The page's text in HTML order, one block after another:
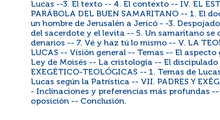
Lucas --3. El texto -- 4. El contexto -- IV. EL
PARÁBOLA DEL BUEN SAMARITANO -- 1. El
un hombre de Jerusalén a Jericó - -3.
del sacerdote y el levita -- 5. Un samaritano se
denarios -- 7. Vé y haz tú lo mismo -- V. LA
LUCAS -- Visión general -- Temas -- El
Ley de Moisés -- La cristología -- El discipulado
EXEGÉTICO-TEOLÓGICAS -- 1. Temas de
Lucas según la Patrística -- VII. PADRES Y
- Inclinaciones y preferencias más profundas
oposición -- Conclusión.